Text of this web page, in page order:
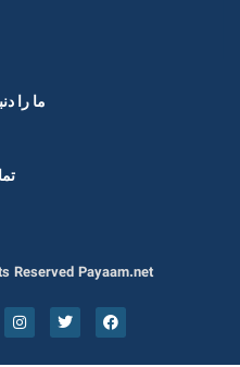
ما را
Copyright © 2023, All Rights Reserved Payaam.net